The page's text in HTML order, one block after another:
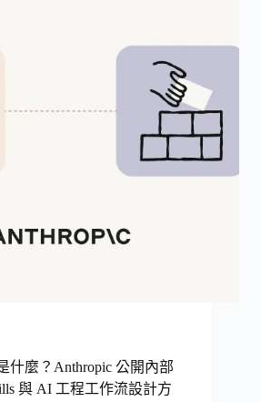
什麼？Anthropic 公開內部
與 AI 工程工作流設計方